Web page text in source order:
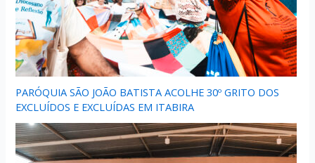
PARÓQUIA SÃO JOÃO BATISTA ACOLHE 30º GRITO DOS
EXCLUÍDOS E EXCLUÍDAS EM ITABIRA